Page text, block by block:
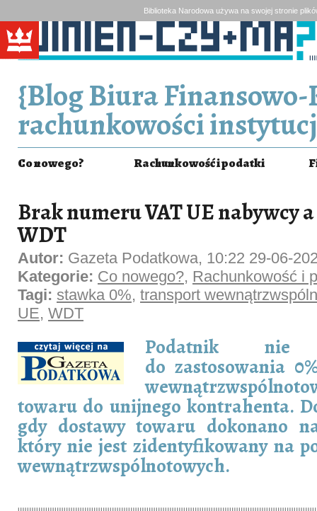
Biblioteka Narodowa używa na swojej stronie
{Blog Biura
rachunkowości
Co nowego? Rachunkowość i podatki
Brak numeru VAT UE nabywcy
WDT
Autor: Gazeta Podatkowa, 10:22 29-06-
Kategorie: Co nowego?, Rachunkowość i
Tagi: stawka 0%, transport
UE, WDT
Podatnik
do zastosowania
towaru do unijnego kontrahenta.
gdy dostawy towaru dokonano
który nie jest zidentyfikowany na
wewnątrzwspólnotowych.